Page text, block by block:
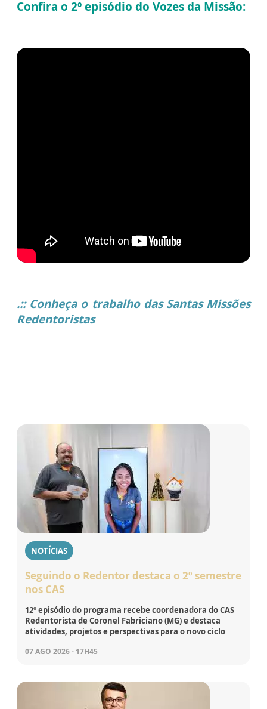
Confira o 2º episódio do Vozes da Missão:
.:: Conheça o trabalho das Santas Missões
Redentoristas
NOTÍCIAS
Seguindo o Redentor destaca o 2º semestre
nos CAS
12º episódio do programa recebe coordenadora do CAS
Redentorista de Coronel Fabriciano (MG) e destaca
atividades, projetos e perspectivas para o novo ciclo
07 AGO 2026 - 17H45